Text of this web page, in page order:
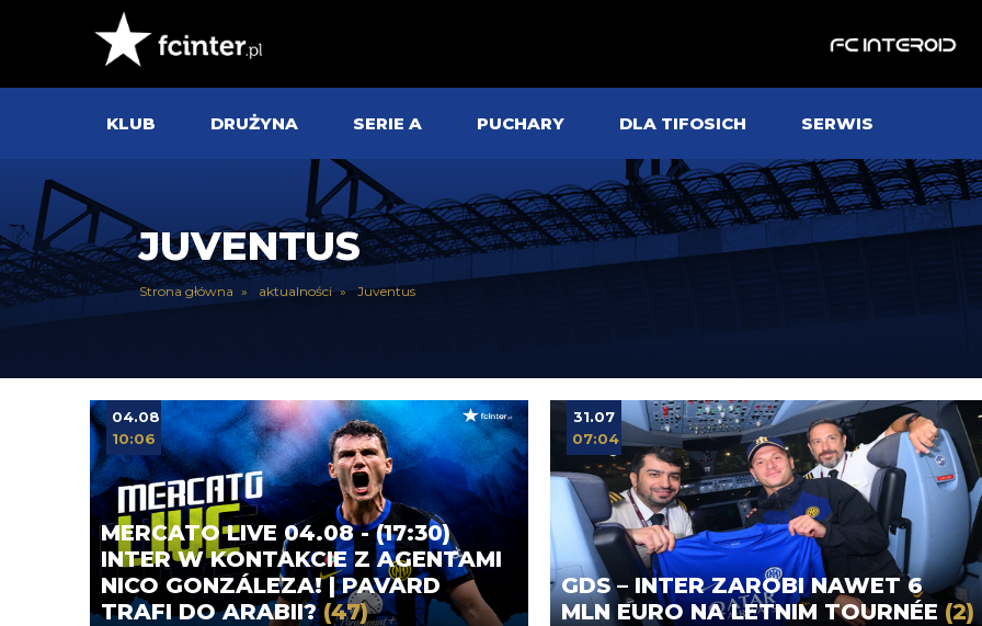
KLUB DRUŻYNA SERIE A PUCHARY DLA TIFOSICH SERWIS
JUVENTUS
Strona główna aktualności Juventus
MERCATO LIVE 04.08 - (17:30)
INTER W KONTAKCIE Z AGENTAMI
NICO GONZÁLEZA! | PAVARD
TRAFI DO ARABII?(47)
04.08
10:06
GDS – INTER ZAROBI NAWET 6
MLN EURO NA LETNIM TOURNÉE (2)
31.07
07:04